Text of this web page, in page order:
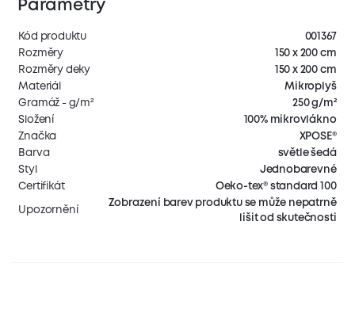
Parametry
Kód produktu
001367
Rozměry
150 x 200 cm
Rozměry deky
150 x 200 cm
Materiál
Mikroplyš
Gramáž - g/m²
250 g/m²
Složení
100% mikrovlákno
Značka
XPOSE®
Barva
světle šedá
Styl
Jednobarevné
Certifikát
Oeko-tex® standard 100
Upozornění
Zobrazení barev produktu se může nepatrně
lišit od skutečnosti